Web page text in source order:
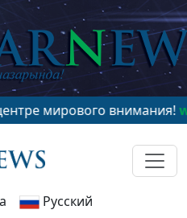
внимания!
Русский